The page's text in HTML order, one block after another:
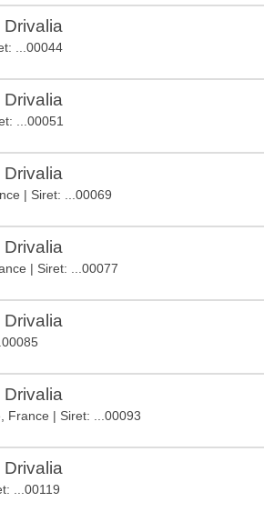
...00044
...00051
| Siret: ...00069
| Siret: ...00077
France | Siret: ...00093
...00119